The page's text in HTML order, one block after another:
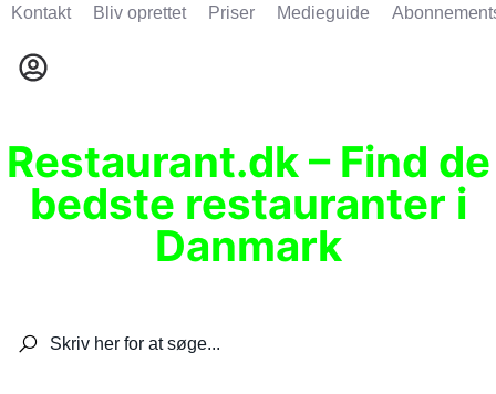
Kontakt Bliv oprettet Priser Medieguide
Restaurant.dk – Find de
bedste restauranter i
Danmark